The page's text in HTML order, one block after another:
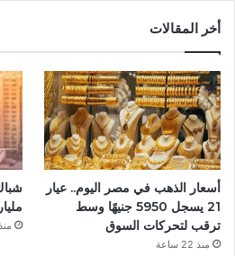
و
ك
أخر المقالات
أسعار الذهب في مصر اليوم.. عيار
21 يسجل 5950 جنيهًا وسط
ترقب لتحركات السوق
منذ 22 ساعة
منذ 23